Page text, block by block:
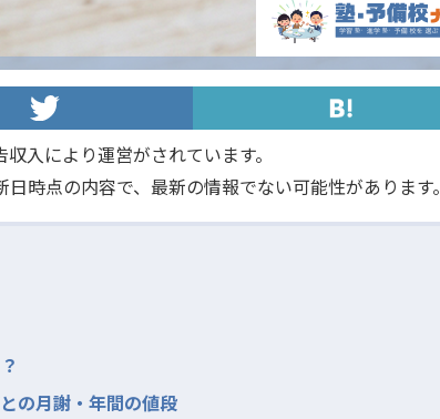
入により運営がされています。
時点の内容で、最新の情報でない可能性があります。
の月謝・年間の値段